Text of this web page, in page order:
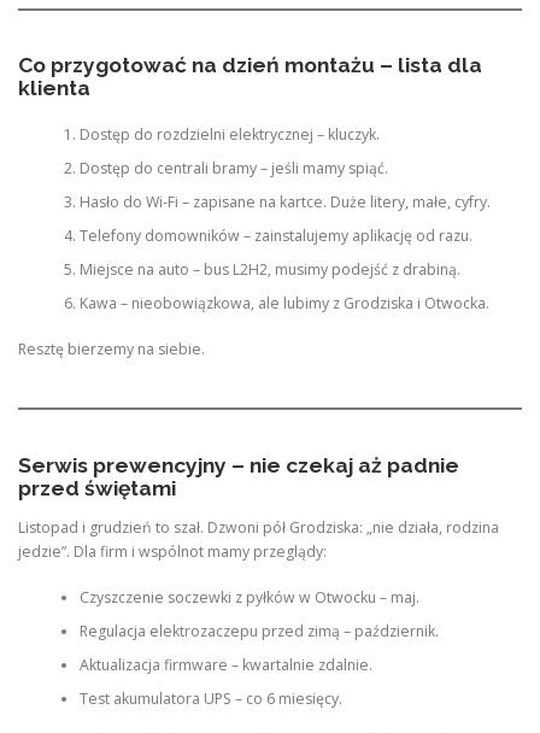
Co przygotować na dzień montażu – lista dla
klienta
Dostęp do rozdzielni elektrycznej – kluczyk.
Dostęp do centrali bramy – jeśli mamy spiąć.
Hasło do Wi-Fi – zapisane na kartce. Duże litery, małe, cyfry.
Telefony domowników – zainstalujemy aplikację od razu.
Miejsce na auto – bus L2H2, musimy podejść z drabiną.
Kawa – nieobowiązkowa, ale lubimy z Grodziska i Otwocka.
Resztę bierzemy na siebie.
Serwis prewencyjny – nie czekaj aż padnie
przed świętami
Listopad i grudzień to szał. Dzwoni pół Grodziska: „nie działa, rodzina
jedzie”. Dla firm i wspólnot mamy przeglądy:
Czyszczenie soczewki z pyłków w Otwocku – maj.
Regulacja elektrozaczepu przed zimą – październik.
Aktualizacja firmware – kwartalnie zdalnie.
Test akumulatora UPS – co 6 miesięcy.